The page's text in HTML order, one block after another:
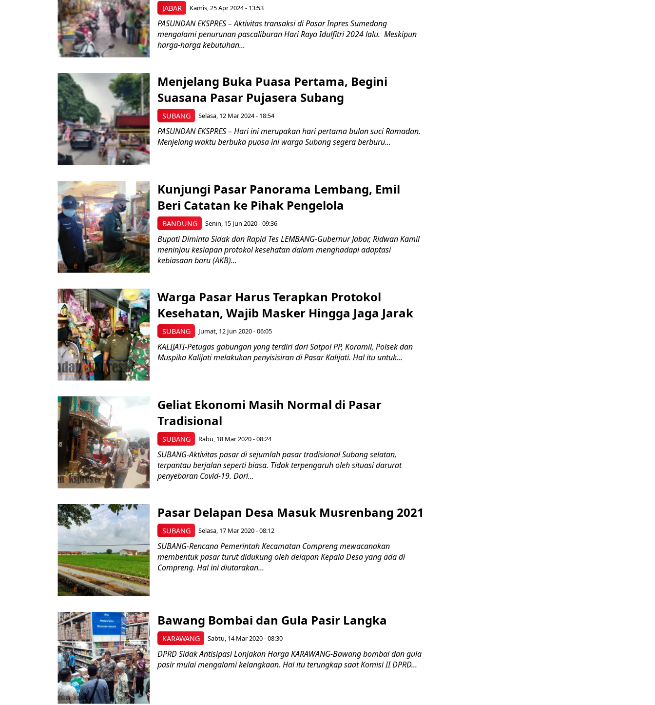
JABAR Kamis, 25 Apr 2024 - 13:53
PASUNDAN EKSPRES – Aktivitas transaksi di Pasar Inpres Sumedang
mengalami penurunan pascaliburan Hari Raya Idulfitri 2024 lalu. Meskipun
harga-harga kebutuhan...
SUBANG
Menjelang Buka Puasa Pertama, Begini
Suasana Pasar Pujasera Subang
Selasa, 12 Mar 2024 - 18:54
PASUNDAN EKSPRES – Hari ini merupakan hari pertama bulan suci Ramadan.
Menjelang waktu berbuka puasa ini warga Subang segera berburu...
BANDUNG
Kunjungi Pasar Panorama Lembang, Emil
Beri Catatan ke Pihak Pengelola
Senin, 15 Jun 2020 - 09:36
Bupati Diminta Sidak dan Rapid Tes LEMBANG-Gubernur Jabar, Ridwan Kamil
meninjau kesiapan protokol kesehatan dalam menghadapi adaptasi
kebiasaan baru (AKB)...
SUBANG
Warga Pasar Harus Terapkan Protokol
Kesehatan, Wajib Masker Hingga Jaga Jarak
Jumat, 12 Jun 2020 - 06:05
KALIJATI-Petugas gabungan yang terdiri dari Satpol PP, Koramil, Polsek dan
Muspika Kalijati melakukan penyisisiran di Pasar Kalijati. Hal itu untuk...
SUBANG
Geliat Ekonomi Masih Normal di Pasar
Tradisional
Rabu, 18 Mar 2020 - 08:24
SUBANG-Aktivitas pasar di sejumlah pasar tradisional Subang selatan,
terpantau berjalan seperti biasa. Tidak terpengaruh oleh situasi darurat
penyebaran Covid-19. Dari...
SUBANG
Pasar Delapan Desa Masuk Musrenbang 2021
Selasa, 17 Mar 2020 - 08:12
SUBANG-Rencana Pemerintah Kecamatan Compreng mewacanakan
membentuk pasar turut didukung oleh delapan Kepala Desa yang ada di
Compreng. Hal ini diutarakan...
KARAWANG
Bawang Bombai dan Gula Pasir Langka
Sabtu, 14 Mar 2020 - 08:30
DPRD Sidak Antisipasi Lonjakan Harga KARAWANG-Bawang bombai dan gula
pasir mulai mengalami kelangkaan. Hal itu terungkap saat Komisi II DPRD...